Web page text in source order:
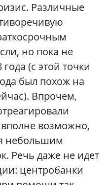
Различные
но пока не
(с этой точки
был похож на
Впрочем,
возможно,
небольшим
Речь даже не идет
центробанки